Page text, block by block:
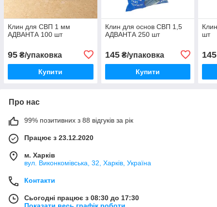
Клин для СВП 1 мм
АДВАНТА 100 шт
95 ₴/упаковка
Купити
Клин для основ СВП 1,5
АДВАНТА 250 шт
145₴/упаковка
Купити
шт
145
Про нас
99% позитивних з 88 відгуків за рік
Працює з 23.12.2020
м. Харків
вул. Виконкомівська, 32, Харків, Україна
Контакти
Сьогодні працює з 08:30 до 17:30
Показати весь графік роботи